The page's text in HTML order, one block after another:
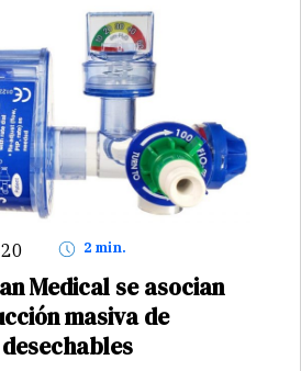
2 min.
Medical se asocian
masiva de